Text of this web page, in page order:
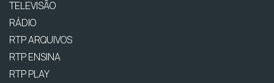
TELEVISÃO
RÁDIO
RTP ARQUIVOS
RTP ENSINA
RTP PLAY